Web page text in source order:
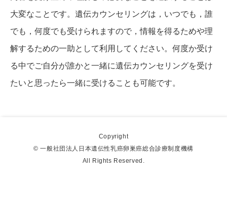
大変なことです。遺伝カウンセリングは，いつでも，誰
でも，何度でも受けられますので，情報を得るためや理
解するための一助として利用してください。何度か受け
る中でご自分が誰かと一緒に遺伝カウンセリングを受け
たいと思ったら一緒に受けることも可能です。
Copyright
©︎ 一般社団法人日本遺伝性乳癌卵巣癌総合診療制度機構
All Rights Reserved.